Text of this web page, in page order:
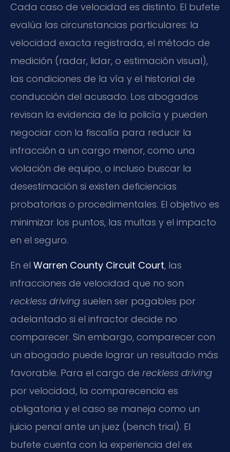
Cada caso de velocidad es distinto. El bufete
evalúa las circunstancias particulares: la
velocidad exacta registrada, el método de
medición (radar, lidar, o estimación visual),
las condiciones de la vía y el historial de
conducción del acusado. Los abogados
revisan la evidencia de la policía y pueden
negociar con la fiscalía para reducir la
infracción a un cargo menor, como una
violación de equipo, o incluso buscar la
desestimación si existen deficiencias
probatorias o procedimentales. El objetivo es
minimizar los puntos, las multas y el impacto
en el seguro.
En el Warren County Circuit Court, las
infracciones de velocidad que no son
reckless driving suelen ser pagables por
adelantado si el infractor decide no
comparecer. Sin embargo, comparecer con
un abogado puede lograr un resultado más
favorable. Para el cargo de reckless driving
por velocidad, la comparecencia es
obligatoria y el caso se maneja como un
juicio penal ante un juez (bench trial). El
bufete cuenta con la experiencia del ex